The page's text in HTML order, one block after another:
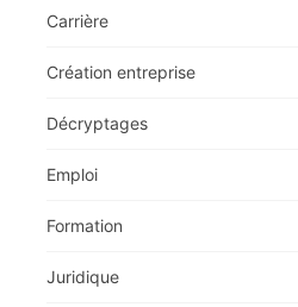
Carrière
Création entreprise
Décryptages
Emploi
Formation
Juridique